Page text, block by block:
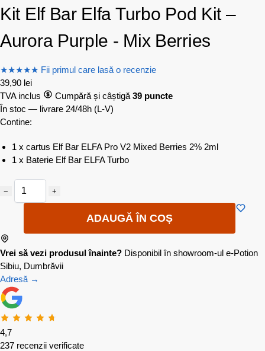
Kit Elf Bar Elfa Turbo Pod Kit –
Aurora Purple - Mix Berries
★★★★★ Fii primul care lasă o recenzie
39,90 lei
TVA inclus
Cumpără și câștigă 39 puncte
În stoc — livrare 24/48h (L-V)
Contine:
1 x cartus Elf Bar ELFA Pro V2 Mixed Berries 2% 2ml
1 x Baterie Elf Bar ELFA Turbo
− +
ADAUGĂ ÎN COȘ
Vrei să vezi produsul înainte? Disponibil în showroom-ul e-Potion
Sibiu, Dumbrăvii
Adresă →
4,7
237 recenzii verificate